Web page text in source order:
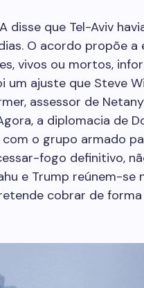
disse que Tel-Aviv
O acordo propõe a
vivos ou mortos,
um ajuste que Steve
assessor de
a diplomacia de
o grupo armado
fogo definitivo,
e Trump reúnem-se
cobrar de